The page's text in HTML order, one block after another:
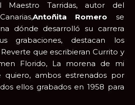
Tarridas, autor del
Antoñita Romero se
dónde desarrolló su carrera
grabaciones, destacan los
que escribieran Currito y
Florido, La morena de mi
ambos estrenados por
ellos grabados en 1958 para